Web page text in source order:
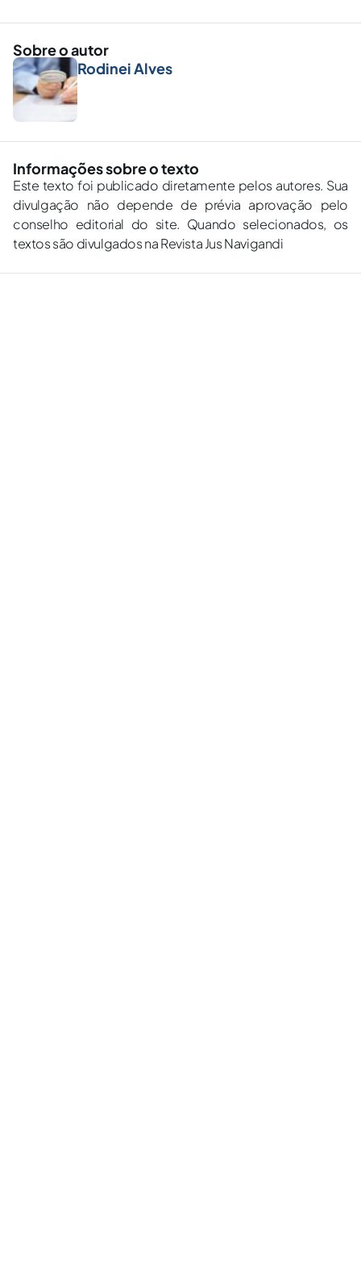
Sobre o autor
Rodinei Alves
Informações sobre o texto
Este texto foi publicado diretamente pelos autores. Sua
divulgação não depende de prévia aprovação pelo
conselho editorial do site. Quando selecionados, os
textos são divulgados na Revista Jus Navigandi